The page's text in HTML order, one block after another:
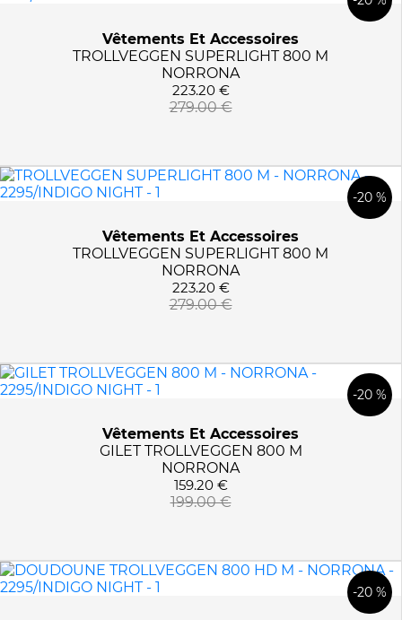
Vêtements Et Accessoires
TROLLVEGGEN SUPERLIGHT 800 M
NORRONA
223.20 €
279.00 €
-20 %
Vêtements Et Accessoires
TROLLVEGGEN SUPERLIGHT 800 M
NORRONA
223.20 €
279.00 €
-20 %
Vêtements Et Accessoires
GILET TROLLVEGGEN 800 M
NORRONA
159.20 €
199.00 €
-20 %